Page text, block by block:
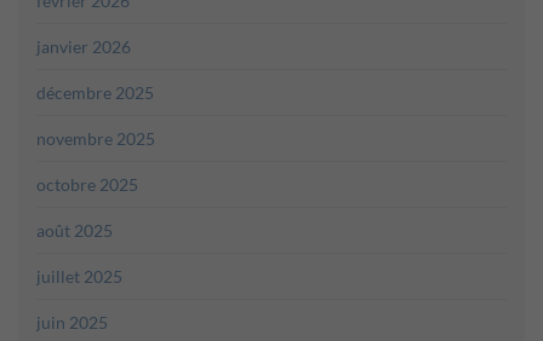
janvier 2026
décembre 2025
novembre 2025
octobre 2025
août 2025
juillet 2025
juin 2025